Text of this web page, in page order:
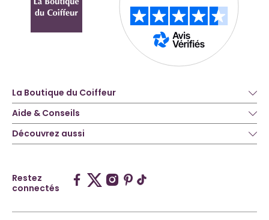
La Boutique du Coiffeur
Aide & Conseils
Découvrez aussi
Restez
connectés